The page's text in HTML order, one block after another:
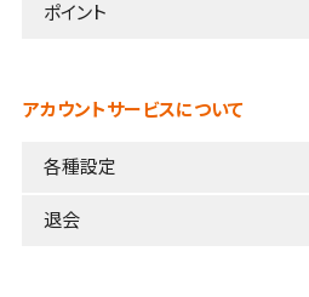
ポイント
アカウントサービスについて
各種設定
退会